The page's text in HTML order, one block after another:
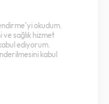
okudum.
sağlık hizmet
ediyorum.
kabul